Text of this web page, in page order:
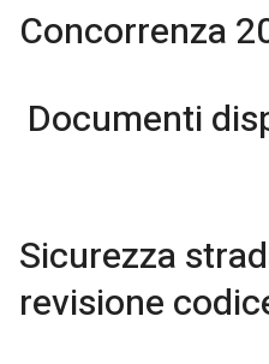
Concorrenza
Documenti
Sicurezza
revisione